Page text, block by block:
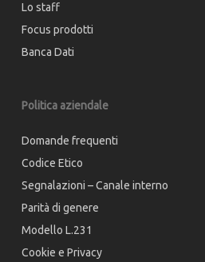
Lo staff
Focus prodotti
Banca Dati
Politica aziendale
Domande frequenti
Codice Etico
Segnalazioni – Canale interno
Parità di genere
Modello L.231
Cookie e Privacy